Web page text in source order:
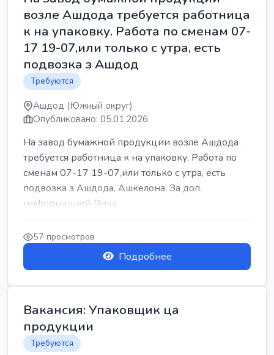
возле Ашдода требуется работница
к на упаковку. Работа по сменам 07-
17 19-07,или только с утра, есть
подвозка з Ашдод
Требуются
Ашдод (Южный округ)
Опубликовано: 05.01.2026
На завод бумажной продукции возле Ашдода
требуется работница к на упаковку. Работа по
сменам 07-17 19-07,или только с утра, есть
подвозка з Ашдода, Ашкелона. За доп.
информацией Вика
57 просмотров
Подробнее
Вакансия: Упаковщик ца
продукции
Требуются